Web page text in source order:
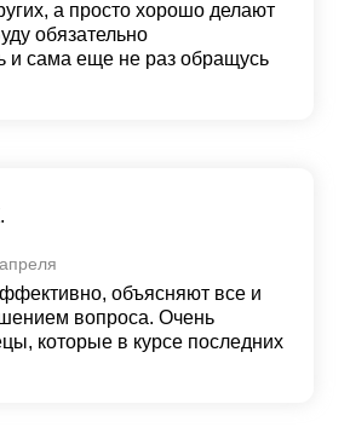
а просто хорошо делают
обязательно
и сама еще не раз обращусь
объясняют все и
вопроса. Очень
которые в курсе последних